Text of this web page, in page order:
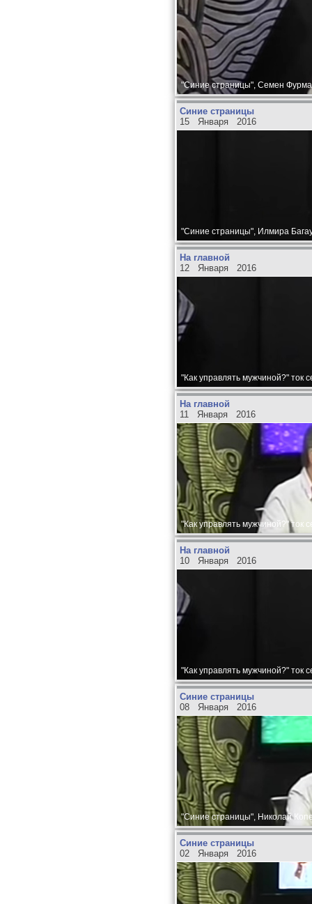
"Синие страницы", Семен
Синие страницы
15 Января 2016
"Синие страницы", Илмира
На главной
12 Января 2016
"Как управлять мужчиной?" ток
На главной
11 Января 2016
"Как управлять мужчиной?" ток
На главной
10 Января 2016
"Как управлять мужчиной?" ток
Синие страницы
08 Января 2016
"Синие страницы", Николай
Синие страницы
02 Января 2016